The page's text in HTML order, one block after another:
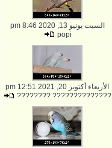
السبت يونيو 13, 2020 8:46 pm
popi
الأربعاء أكتوبر 20, 2021 12:51 pm
?????????????? ????????